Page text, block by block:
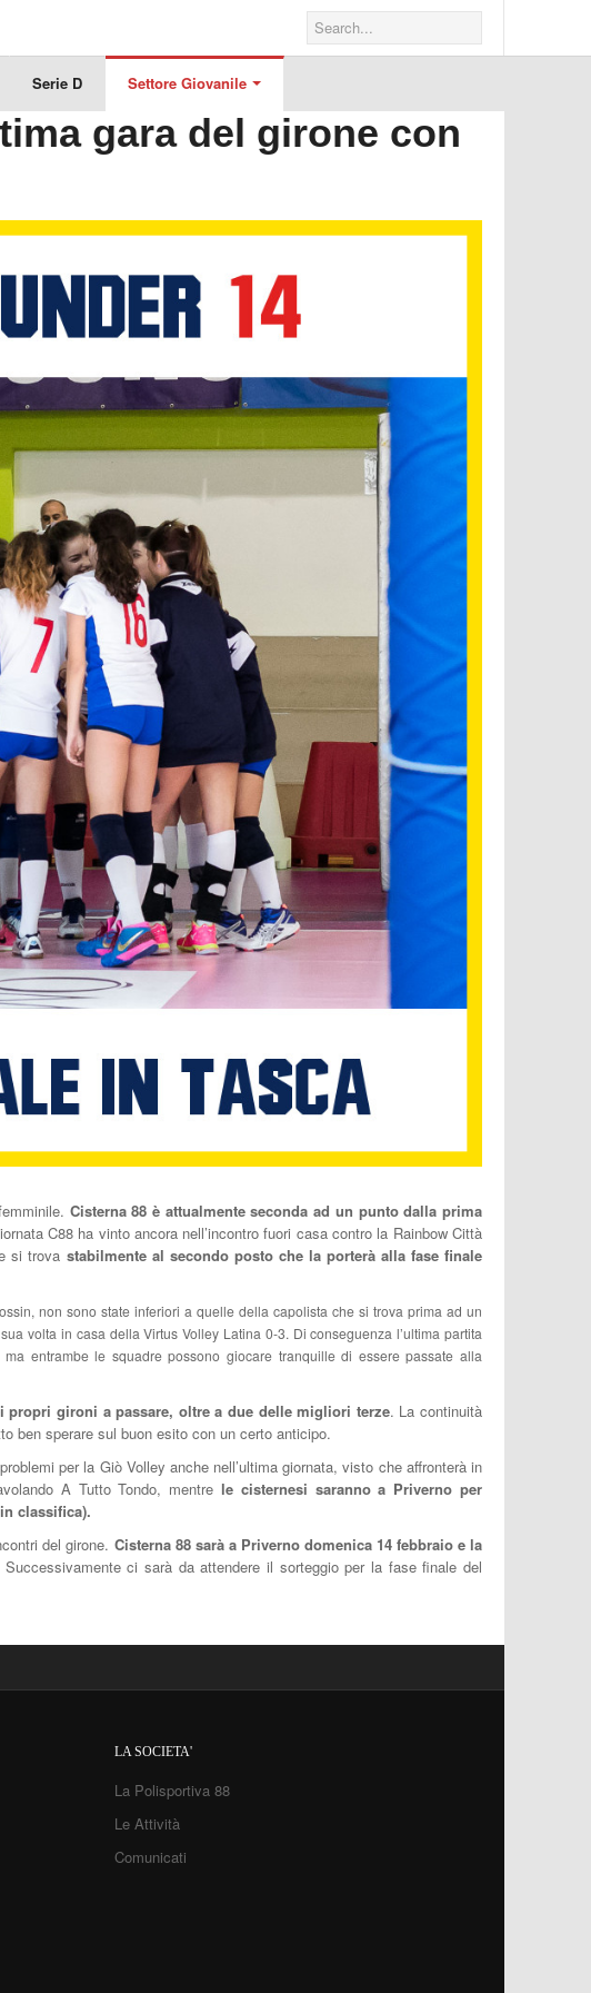
Serie D Settore Giovanile
gara del girone con
Cisterna 88 è attualmente seconda ad un punto dalla prima
C88 ha vinto ancora nell’incontro fuori casa contro la Rainbow Città
si trova stabilmente al secondo posto che la porterà alla fase finale
non sono state inferiori a quelle della capolista che si trova prima ad un
volta in casa della Virtus Volley Latina 0-3. Di conseguenza l’ultima partita
entrambe le squadre possono giocare tranquille di essere passate alla
propri gironi a passare, oltre a due delle migliori terze. La continuità
ben sperare sul buon esito con un certo anticipo.
per la Giò Volley anche nell’ultima giornata, visto che affronterà in
A Tutto Tondo, mentre le cisternesi saranno a Priverno per
classifica).
del girone. Cisterna 88 sarà a Priverno domenica 14 febbraio e la
Successivamente ci sarà da attendere il sorteggio per la fase finale del
LA SOCIETA'
La Polisportiva 88
Le Attività
Comunicati